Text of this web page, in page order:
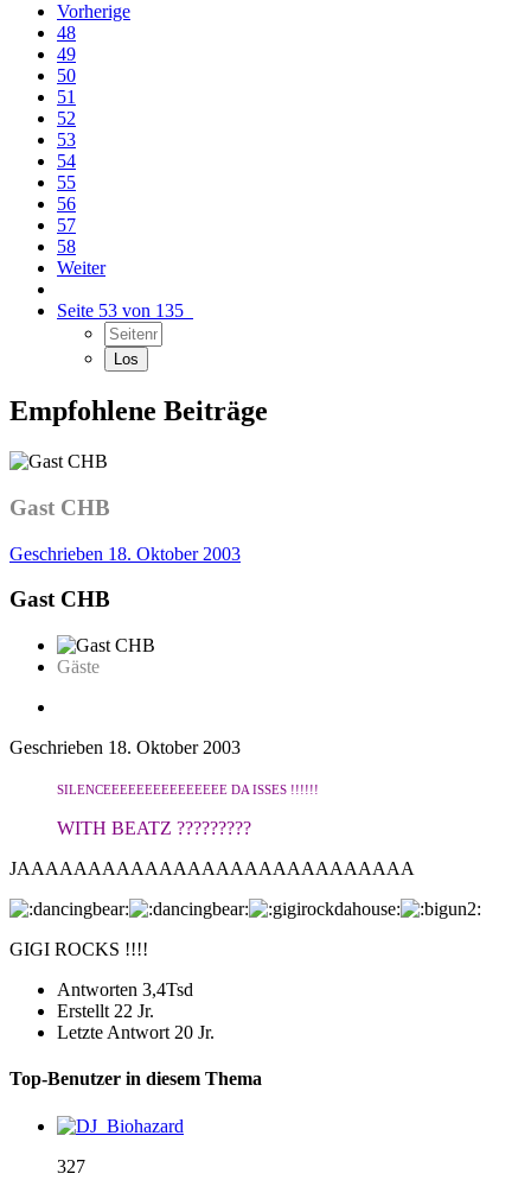
Vorherige
48
49
50
51
52
53
54
55
56
57
58
Weiter
Seite 53 von 135
Empfohlene Beiträge
Gast CHB
Geschrieben 18. Oktober 2003
Gast CHB
Gäste
Geschrieben 18. Oktober 2003
SILENCEEEEEEEEEEEEEEE DA ISSES !!!!!!
WITH BEATZ ?????????
JAAAAAAAAAAAAAAAAAAAAAAAAAAAA
GIGI ROCKS !!!!
Antworten 3,4Tsd
Erstellt 22 Jr.
Letzte Antwort 20 Jr.
Top-Benutzer in diesem Thema
327